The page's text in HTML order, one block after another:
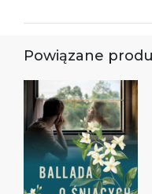
Powiązane